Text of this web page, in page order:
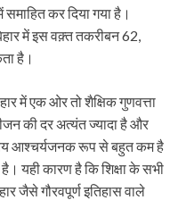
समाहित कर दिया गया है।
में इस वक़्त तकरीबन 62,
है।
में एक ओर तो शैक्षिक गुणवत्ता
की दर अत्यंत ज्यादा है और
आश्चर्यजनक रूप से बहुत कम है
यही कारण है कि शिक्षा के सभी
जैसे गौरवपूर्ण इतिहास वाले